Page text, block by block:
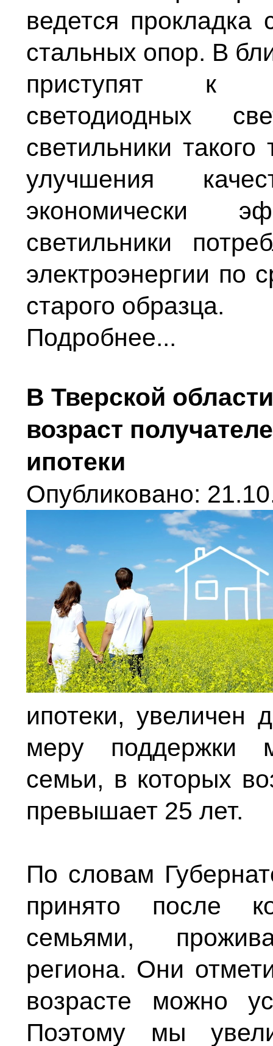
ведется прокладка
стальных опор. В
приступят к
светодиодных
светильники
улучшения
экономически
светильники
электроэнергии по
старого образца.
Подробнее...
В Тверской
возраст
ипотеки
Опубликовано:
ипотеки,
меру поддержки
семьи, в которых
превышает 25 лет.
По словам
принято после
семьями,
региона. Они
возрасте можно
Поэтому мы